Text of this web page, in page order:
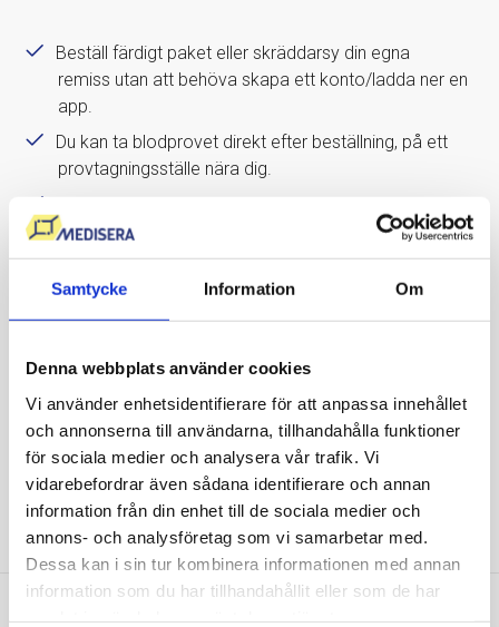
Samtycke Information Om
Denna webbplats använder cookies
Vi använder enhetsidentifierare för att anpassa innehållet
och annonserna till användarna, tillhandahålla funktioner
för sociala medier och analysera vår trafik. Vi
vidarebefordrar även sådana identifierare och annan
information från din enhet till de sociala medier och
annons- och analysföretag som vi samarbetar med.
Dessa kan i sin tur kombinera informationen med annan
information som du har tillhandahållit eller som de har
Beställ färdigt paket eller skräddarsy din egna
remiss utan att behöva skapa ett konto/ladda ner en
app.
Du kan ta blodprovet direkt efter beställning, på ett
provtagningsställe nära dig.
samarbete med bl.a. Karolinska
Universitetslaboratoriet.
Kommentar från Mediseras läkare ingår alltid,
provsvar inom 1-5 dagar.
provsvar.
Patientsäkert, enkelt och tryggt.
Grundat av professor Kenneth Haglid, publicerad i
Nature.